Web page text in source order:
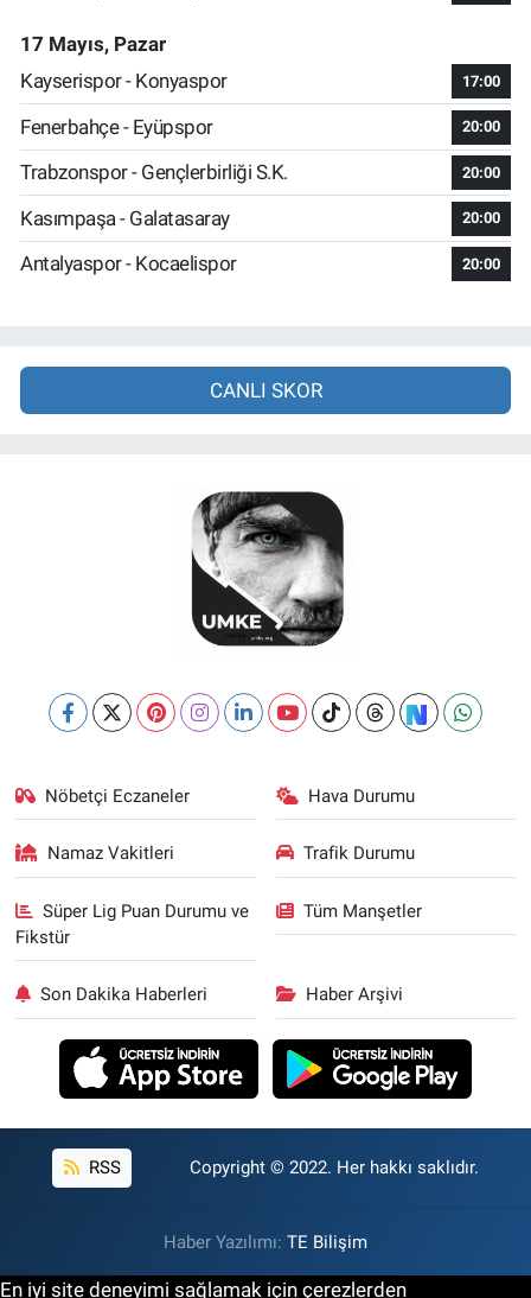
17 Mayıs, Pazar
Kayserispor - Konyaspor
17:00
Fenerbahçe - Eyüpspor 20:00
Trabzonspor - Gençlerbirliği S.K. 20:00
Kasımpaşa - Galatasaray 20:00
Antalyaspor - Kocaelispor 20:00
CANLI SKOR
Nöbetçi Eczaneler Hava Durumu
Namaz Vakitleri Trafik Durumu
Süper Lig Puan Durumu ve
Fikstür
Tüm Manşetler
Son Dakika Haberleri Haber Arşivi
RSS Copyright © 2022. Her hakkı saklıdır.
Haber Yazılımı: TE Bilişim
En iyi site deneyimi sağlamak için çerezlerden